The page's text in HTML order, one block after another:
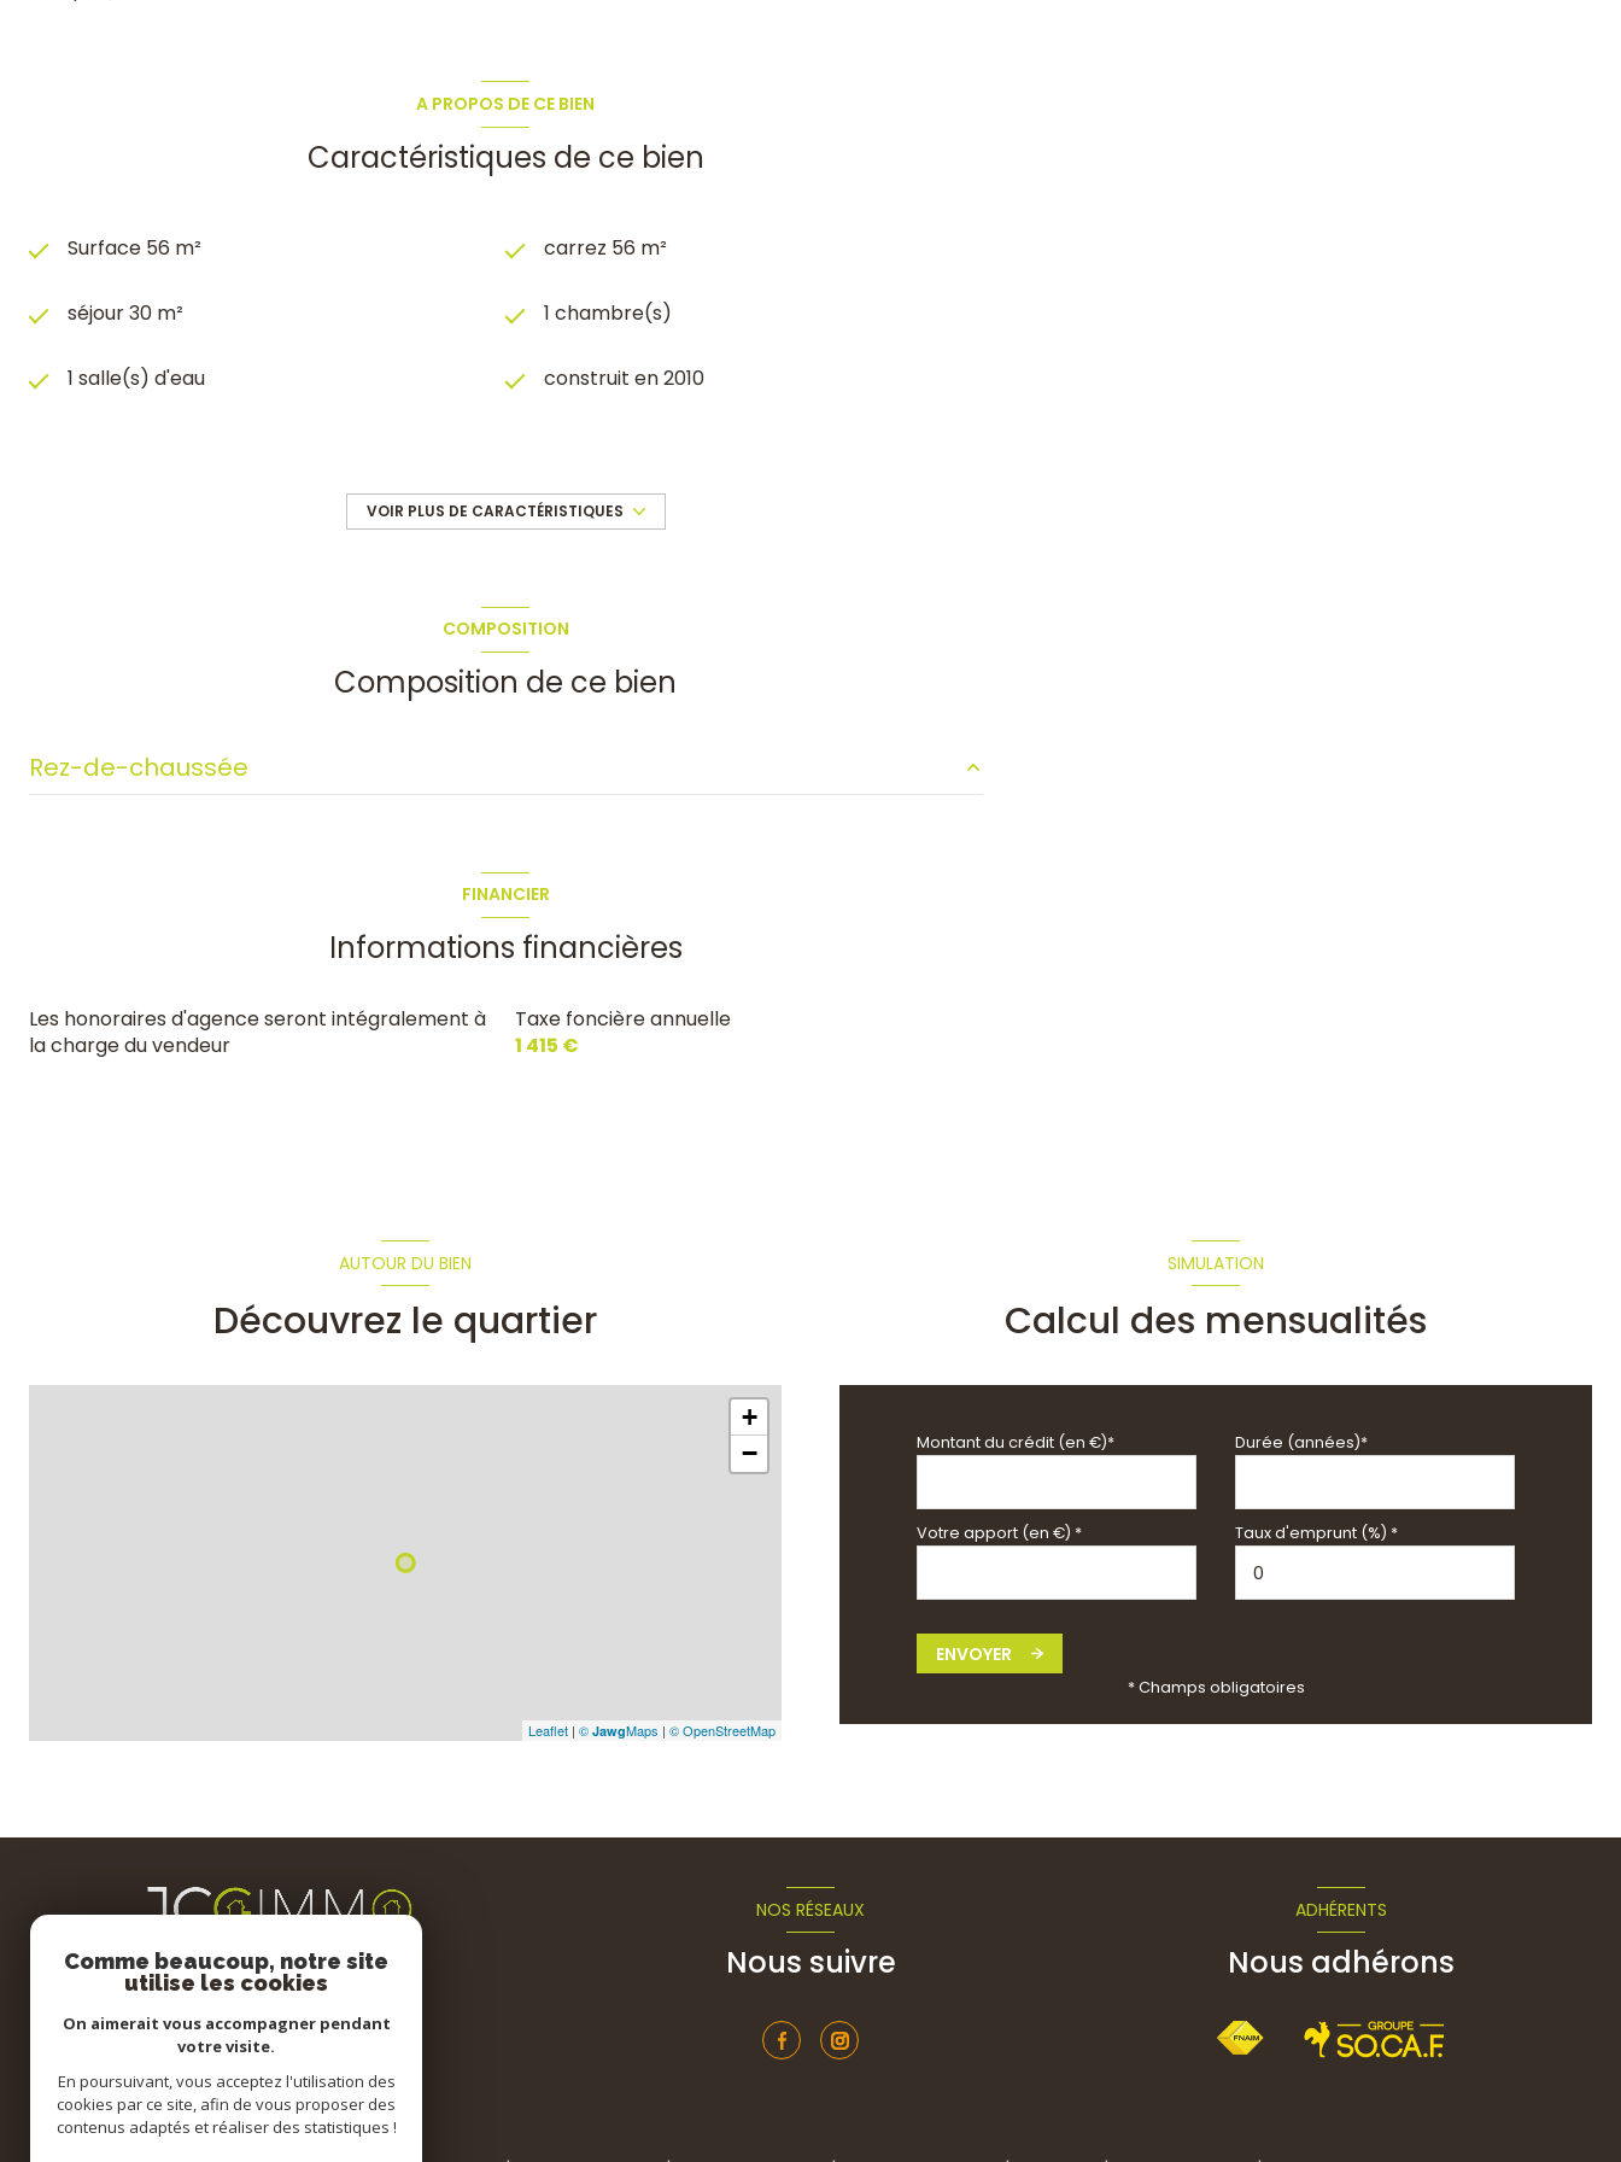
A PROPOS DE CE BIEN
Caractéristiques de ce bien
Surface 56 m² carrez 56 m²
séjour 30 m² 1 chambre(s)
1 salle(s) d'eau construit en 2010
1 côté(s) mitoyen(s)
VOIR PLUS DE CARACTÉRISTIQUES
COMPOSITION
Composition de ce bien
Rez-de-chaussée
FINANCIER
Informations financières
Les honoraires d'agence seront intégralement à
la charge du vendeur
Taxe foncière annuelle
1 415 €
AUTOUR DU BIEN
Découvrez le quartier
+
−
Leaflet | © JawgMaps | © OpenStreetMap
SIMULATION
Calcul des mensualités
Montant du crédit (en €)* Durée (années)*
Votre apport (en €) * Taux d'emprunt (%) *
ENVOYER
* Champs obligatoires
NOS RÉSEAUX
Nous suivre
ADHÉRENTS
Nous adhérons
Comme beaucoup, notre site
utilise les cookies
On aimerait vous accompagner pendant
votre visite.
En poursuivant, vous acceptez l'utilisation des
cookies par ce site, afin de vous proposer des
contenus adaptés et réaliser des statistiques !